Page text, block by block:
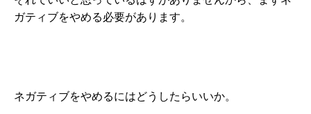
ガティブをやめる必要があります。
ネガティブをやめるにはどうしたらいいか。